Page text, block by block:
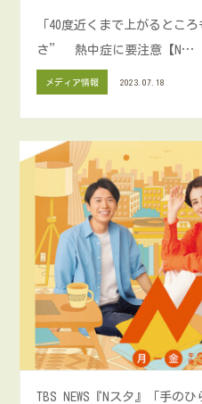
「40度近くまで上がるとこ
さ” 熱中症に要注意【N…
メディア情報 2023.07.18
TBS NEWS『Nスタ』「手の